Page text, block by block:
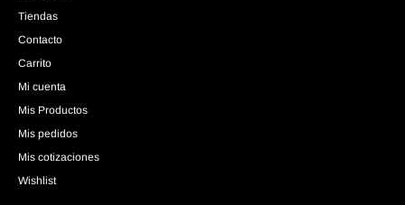
Tiendas
Contacto
Carrito
Mi cuenta
Mis Productos
Mis pedidos
Mis cotizaciones
Wishlist